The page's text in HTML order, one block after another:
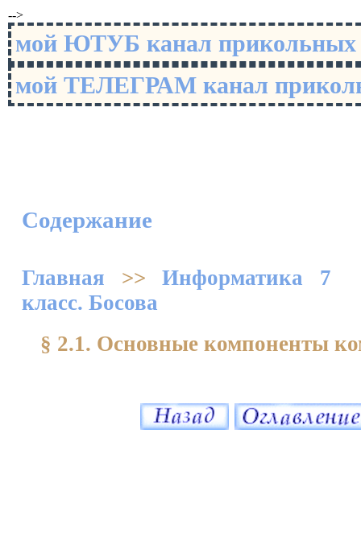
-->
мой ЮТУБ канал
мой ТЕЛЕГРАМ канал
Содержание
Главная >>Информатика 7
класс. Босова
§ 2.1. Основные компоненты